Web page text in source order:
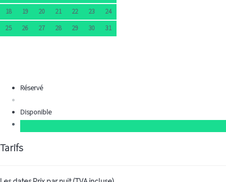
18
19 20 21 22 23
24
25
26 27 28 29 30 31
Réservé
Disponible
Tarifs